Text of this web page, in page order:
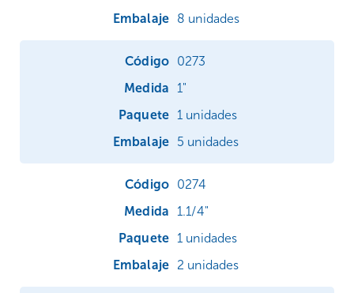
8 unidades
0273
1"
1 unidades
5 unidades
0274
1.1/4"
1 unidades
2 unidades